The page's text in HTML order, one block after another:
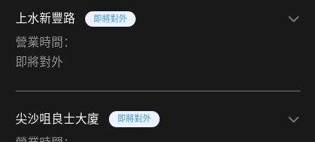
上水新豐路 即將對外
營業時間：
即將對外
尖沙咀良士大廈 即將對外